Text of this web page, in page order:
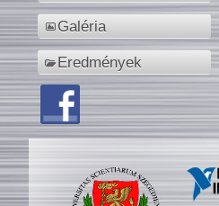
Galéria
Eredmények